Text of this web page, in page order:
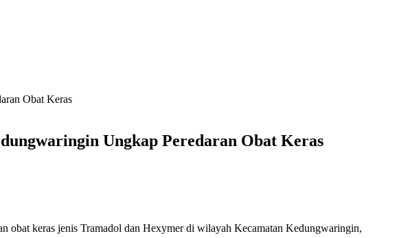
Obat Keras
Ungkap Peredaran Obat Keras
keras jenis Tramadol dan Hexymer di wilayah Kecamatan Kedungwaringin,